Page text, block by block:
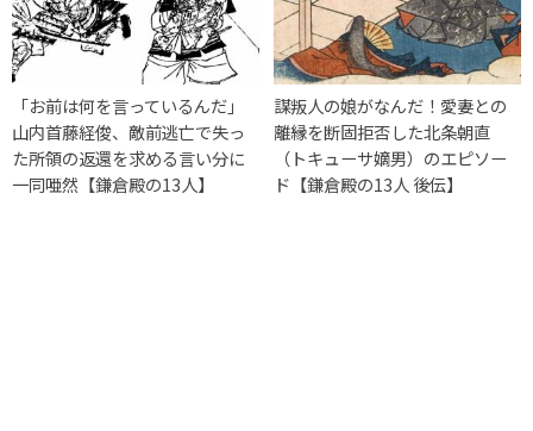
「お前は何を言っているんだ」
山内首藤経俊、敵前逃亡で失っ
た所領の返還を求める言い分に
一同唖然【鎌倉殿の13人】
謀叛人の娘がなんだ！愛妻との
離縁を断固拒否した北条朝直
（トキューサ嫡男）のエピソー
ド【鎌倉殿の13人 後伝】